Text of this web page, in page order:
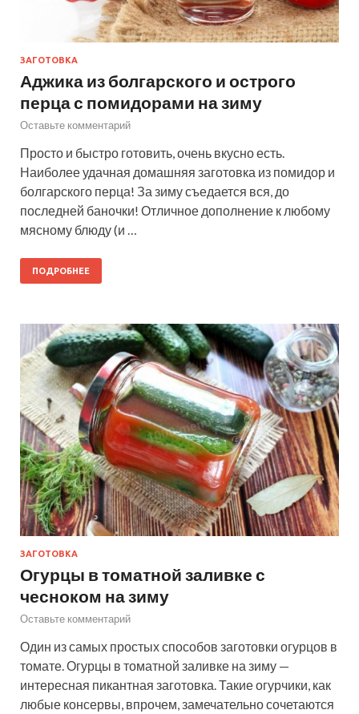
ЗАГОТОВКА
Аджика из болгарского и острого
перца с помидорами на зиму
Оставьте комментарий
Просто и быстро готовить, очень вкусно есть.
Наиболее удачная домашняя заготовка из помидор и
болгарского перца! За зиму съедается вся, до
последней баночки! Отличное дополнение к любому
мясному блюду (и …
ПОДРОБНЕЕ
ЗАГОТОВКА
Огурцы в томатной заливке с
чесноком на зиму
Оставьте комментарий
Один из самых простых способов заготовки огурцов в
томате. Огурцы в томатной заливке на зиму —
интересная пикантная заготовка. Такие огурчики, как
любые консервы, впрочем, замечательно сочетаются